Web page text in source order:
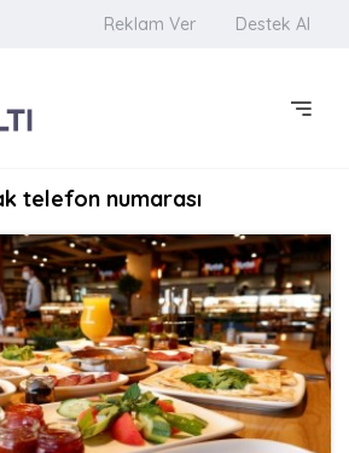
Reklam Ver Destek Al
telefon numarası